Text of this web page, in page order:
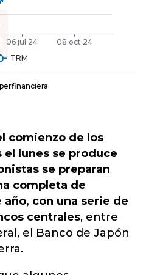
comienzo de los
lunes se produce
se preparan
completa de
con una serie de
centrales, entre
el Banco de Japón